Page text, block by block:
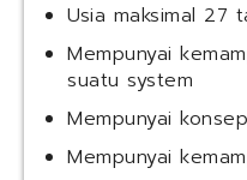
Usia maksimal 27
Mempunyai
suatu system
Mempunyai
Mempunyai